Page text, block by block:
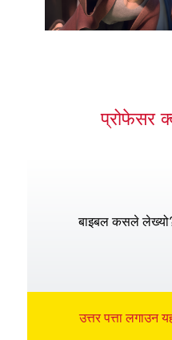
प्रोफेसर
बाइबल कसले
उत्तर पत्ता लगाउन